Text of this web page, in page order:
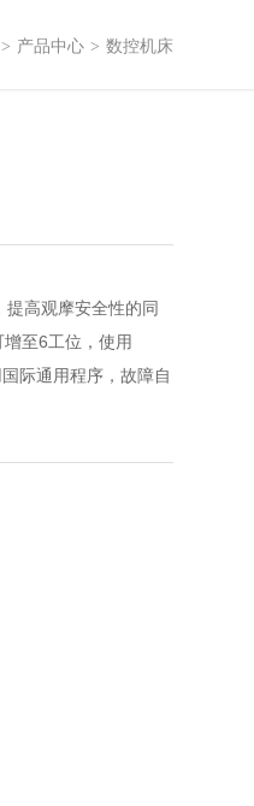
> 产品中心 > 数控机床
高观摩安全性的同
至6工位，使用
际通用程序，故障自